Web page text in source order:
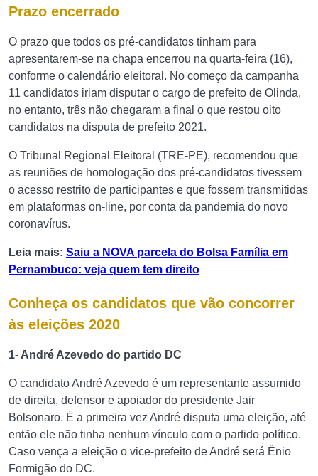
Prazo encerrado
O prazo que todos os pré-candidatos tinham para
apresentarem-se na chapa encerrou na quarta-feira (16),
conforme o calendário eleitoral. No começo da campanha
11 candidatos iriam disputar o cargo de prefeito de Olinda,
no entanto, três não chegaram a final o que restou oito
candidatos na disputa de prefeito 2021.
O Tribunal Regional Eleitoral (TRE-PE), recomendou que
as reuniões de homologação dos pré-candidatos tivessem
o acesso restrito de participantes e que fossem transmitidas
em plataformas on-line, por conta da pandemia do novo
coronavírus.
Leia mais: Saiu a NOVA parcela do Bolsa Família em
Pernambuco: veja quem tem direito
Conheça os candidatos que vão concorrer
às eleições 2020
1- André Azevedo do partido DC
O candidato André Azevedo é um representante assumido
de direita, defensor e apoiador do presidente Jair
Bolsonaro. É a primeira vez André disputa uma eleição, até
então ele não tinha nenhum vínculo com o partido político.
Caso vença a eleição o vice-prefeito de André será Ênio
Formigão do DC.